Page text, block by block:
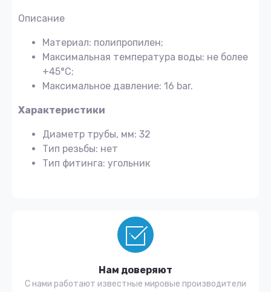
Описание
Материал: полипропилен;
Максимальная температура воды: не более
+45°С;
Максимальное давление: 16 bar.
Характеристики
Диаметр трубы, мм: 32
Тип резьбы: нет
Тип фитинга: угольник
Нам доверяют
С нами работают известные мировые производители